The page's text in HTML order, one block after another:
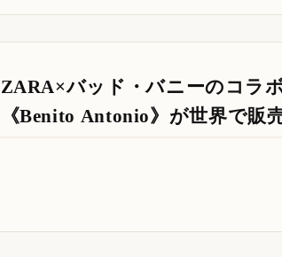
ZARA×バッド・バニーのコラ
《Benito Antonio》が世界で販